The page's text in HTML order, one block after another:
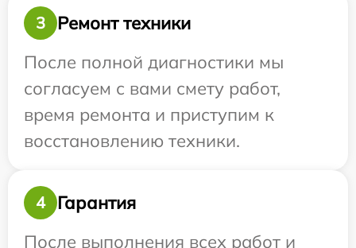
3
Ремонт техники
После полной диагностики мы
согласуем с вами смету работ,
время ремонта и приступим к
восстановлению техники.
4
Гарантия
После выполнения всех работ и